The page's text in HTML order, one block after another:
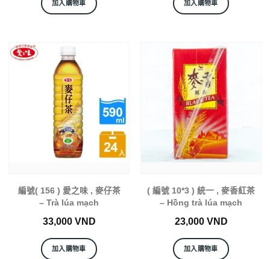
加入購物車 加入購物車
編號( 156 ) 愛之味 , 麥仔茶
– Trà lúa mạch
33,000 VND
加入購物車
( 編號 10*3 ) 統一 , 麥香紅茶
– Hồng trà lúa mạch
23,000 VND
加入購物車